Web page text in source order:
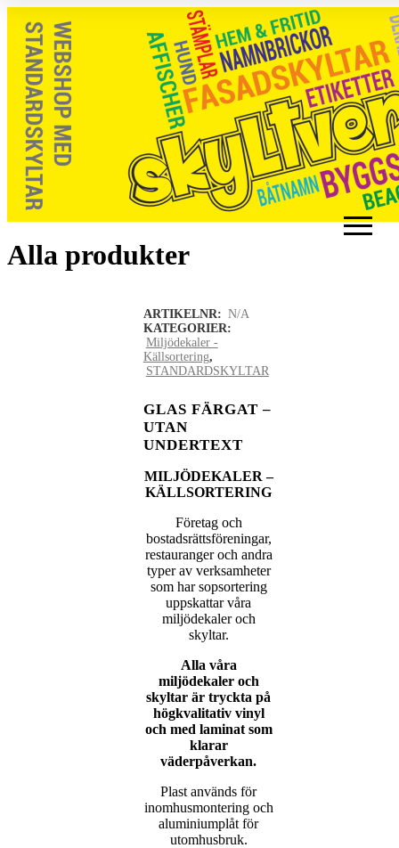
Alla produkter
ARTIKELNR: N/A
KATEGORIER:
Miljödekaler -
Källsortering,
STANDARDSKYLTAR
GLAS FÄRGAT –
UTAN
UNDERTEXT
MILJÖDEKALER –
KÄLLSORTERING
Företag och
bostadsrättsföreningar,
restauranger och andra
typer av verksamheter
som har sopsortering
uppskattar våra
miljödekaler och
skyltar.
Alla våra
miljödekaler och
skyltar är tryckta på
högkvalitativ vinyl
och med laminat som
klarar
väderpåverkan.
Plast används för
inomhusmontering och
aluminiumplåt för
utomhusbruk.